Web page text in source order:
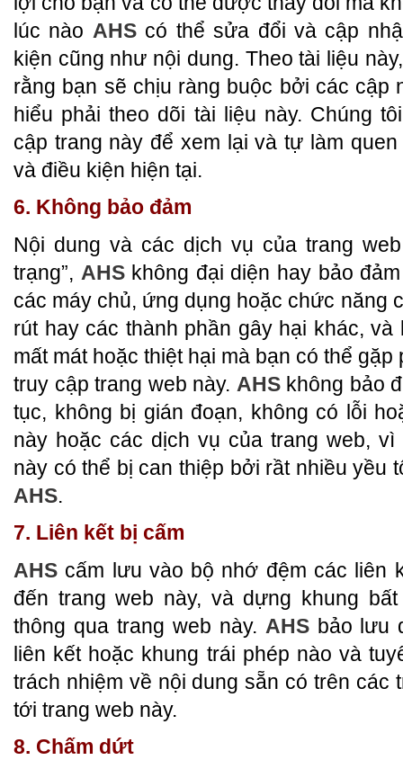
lúc nào AHScó thể sửa đổi và cập
kiện cũng như nội dung. Theo tài liệu
rằng bạn sẽ chịu ràng buộc bởi các cập
hiểu phải theo dõi tài liệu này. Chúng
cập trang này để xem lại và tự làm
và điều kiện hiện tại.
6. Không bảo đảm
Nội dung và các dịch vụ của trang
trạng”, AHSkhông đại diện hay bảo
các máy chủ, ứng dụng hoặc chức năng
rút hay các thành phần gây hại khác,
mất mát hoặc thiệt hại mà bạn có thể
truy cập trang web này. AHSkhông bảo
tục, không bị gián đoạn, không có lỗi
này hoặc các dịch vụ của trang web,
này có thể bị can thiệp bởi rầt nhiều yều
AHS.
7. Liên kết bị cấm
AHS cấm lưu vào bộ nhớ đệm các liên
đến trang web này, và dựng khung
thông qua trang web này. AHSbảo lưu
liên kết hoặc khung trái phép nào và
trách nhiệm về nội dung sẵn có trên các
tới trang web này.
8. Chấm dứt